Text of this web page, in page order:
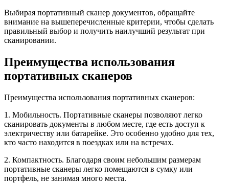
Выбирая портативный сканер документов, обращайте
внимание на вышеперечисленные критерии, чтобы сделать
правильный выбор и получить наилучший результат при
сканировании.
Преимущества использования
портативных сканеров
Преимущества использования портативных сканеров:
1. Мобильность. Портативные сканеры позволяют легко
сканировать документы в любом месте, где есть доступ к
электричеству или батарейке. Это особенно удобно для тех,
кто часто находится в поездках или на встречах.
2. Компактность. Благодаря своим небольшим размерам
портативные сканеры легко помещаются в сумку или
портфель, не занимая много места.